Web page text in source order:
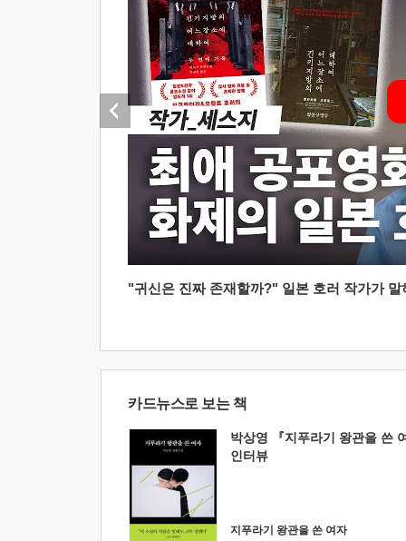
"귀신은 진짜 존재할까?" 일본 호러 작가가
카드뉴스로 보는 책
박상영 『지푸라기 왕관을 쓴
인터뷰
지푸라기 왕관을 쓴 여자